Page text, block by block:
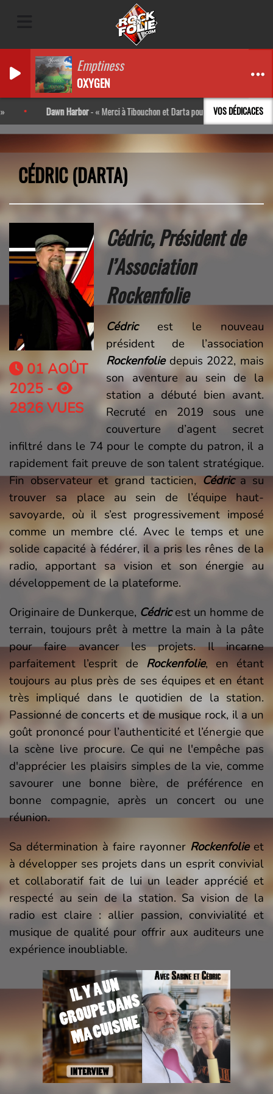
Emptiness
OXYGEN
VOS DÉDICACES
Dawn Harbor- Merci à Tibouchon et Darta pour l’interview ! Très bon
CÉDRIC (DARTA)
01 AOÛT
2025 -
2826 VUES
Cédric, Président de
l’Association
Rockenfolie
Cédricest le nouveau
président de l’association
Rockenfoliedepuis 2022, mais
son aventure au sein de la
station a débuté bien avant.
Recruté en 2019 sous une
couverture d’agent secret
infiltré dans le 74 pour le compte du patron, il a
rapidement fait preuve de son talent stratégique.
Fin observateur et grand tacticien,Cédrica su
trouver sa place au sein de l’équipe haut-
savoyarde, où il s’est progressivement imposé
comme un membre clé. Avec le temps et une
solide capacité à fédérer, il a pris les rênes de la
radio, apportant sa vision et son énergie au
développement de la plateforme.
Originaire de Dunkerque, Cédricest un homme de
terrain, toujours prêt à mettre la main à la pâte
pour faire avancer les projets. Il incarne
parfaitement l’esprit de Rockenfolie, en étant
toujours au plus près de ses équipes et en étant
très impliqué dans le quotidien de la station.
Passionné de concerts et de musique rock, il a un
goût prononcé pour l’authenticité et l’énergie que
la scène live procure. Ce qui ne l'empêche pas
d'apprécier les plaisirs simples de la vie, comme
savourer une bonne bière, de préférence en
bonne compagnie, après un concert ou une
réunion.
Sa détermination à faire rayonner Rockenfolieet
à développer ses projets dans un esprit convivial
et collaboratif fait de lui un leader apprécié et
respecté au sein de la station. Sa vision de la
radio est claire : allier passion, convivialité et
musique de qualité pour offrir aux auditeurs une
expérience inoubliable.